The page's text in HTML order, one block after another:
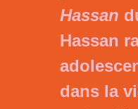
Hassan
Hassan
dans la